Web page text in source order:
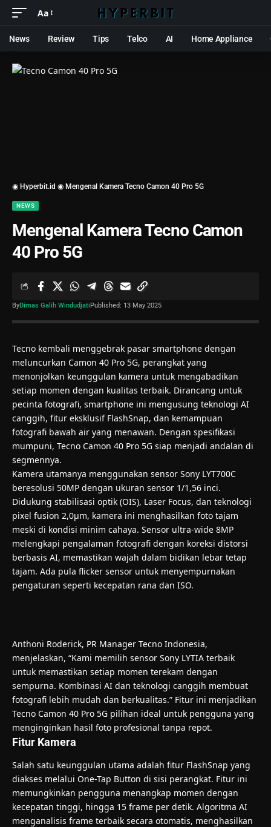
Aa
News Review Tips Telco AI Home Appliance
◉ Hyperbit.id ◉ Mengenal Kamera Tecno Camon 40 Pro 5G
NEWS
Mengenal Kamera Tecno Camon
40 Pro 5G
ByDimas Galih WindudjatiPublished: 13 May 2025
Tecno kembali menggebrak pasar smartphone dengan
meluncurkan Camon 40 Pro 5G, perangkat yang
menonjolkan keunggulan kamera untuk mengabadikan
setiap momen dengan kualitas terbaik. Dirancang untuk
pecinta fotografi, smartphone ini mengusung teknologi AI
canggih, fitur eksklusif FlashSnap, dan kemampuan
fotografi bawah air yang menawan. Dengan spesifikasi
mumpuni, Tecno Camon 40 Pro 5G siap menjadi andalan di
segmennya.
Kamera utamanya menggunakan sensor Sony LYT700C
beresolusi 50MP dengan ukuran sensor 1/1,56 inci.
Didukung stabilisasi optik (OIS), Laser Focus, dan teknologi
pixel fusion 2,0μm, kamera ini menghasilkan foto tajam
meski di kondisi minim cahaya. Sensor ultra-wide 8MP
melengkapi pengalaman fotografi dengan koreksi distorsi
berbasis AI, memastikan wajah dalam bidikan lebar tetap
tajam. Ada pula flicker sensor untuk menyempurnakan
pengaturan seperti kecepatan rana dan ISO.
Anthoni Roderick, PR Manager Tecno Indonesia,
menjelaskan, “Kami memilih sensor Sony LYTIA terbaik
untuk memastikan setiap momen terekam dengan
sempurna. Kombinasi AI dan teknologi canggih membuat
fotografi lebih mudah dan berkualitas.” Fitur ini menjadikan
Tecno Camon 40 Pro 5G pilihan ideal untuk pengguna yang
menginginkan hasil foto profesional tanpa repot.
Fitur Kamera
Salah satu keunggulan utama adalah fitur FlashSnap yang
diakses melalui One-Tap Button di sisi perangkat. Fitur ini
memungkinkan pengguna menangkap momen dengan
kecepatan tinggi, hingga 15 frame per detik. Algoritma AI
menganalisis frame terbaik secara otomatis, menghasilkan